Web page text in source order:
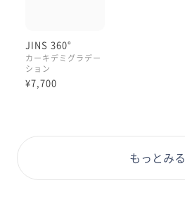
横幅の締め付けを感じにくく
上下左右に可動する丁番は
壊れにくさが◎🙆‍♀️
JINS 360°
カーキデミグラデー
ション
¥7,700
もっとみる